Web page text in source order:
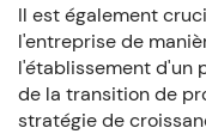
Il est également
l'entreprise de
l'établissement d'un
de la transition de
stratégie de